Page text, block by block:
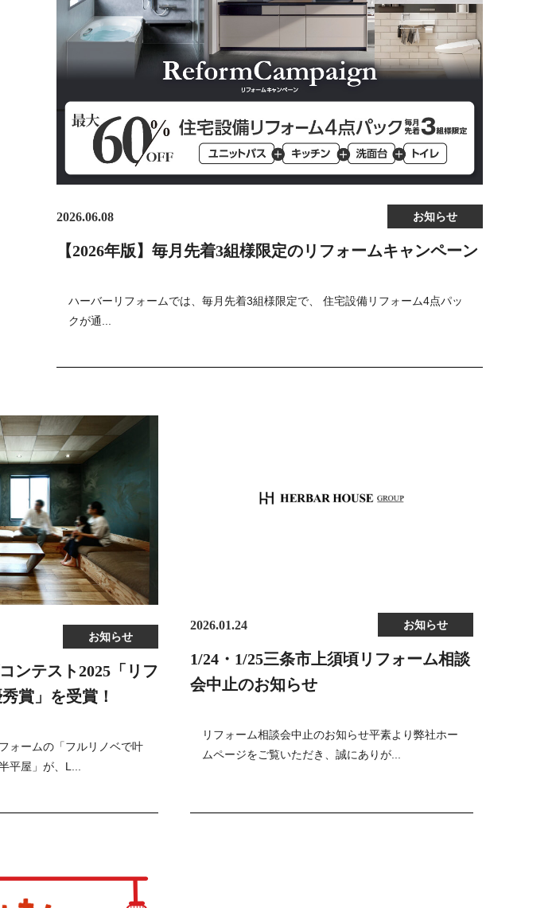
2026.06.08 お知らせ
【2026年版】毎月先着3組様限定のリフォームキャンペーン
ハーバーリフォームでは、毎月先着3組様限定で、 住宅設備リフォーム4点パッ
クが通...
お知らせ
ンテスト2025「リフ
賞」を受賞！
ォームの「フルリノベで叶
平屋」が、L...
2026.01.24 お知らせ
1/24・1/25三条市上須頃リフォーム相談
会中止のお知らせ
リフォーム相談会中止のお知らせ平素より弊社ホー
ムページをご覧いただき、誠にありが...